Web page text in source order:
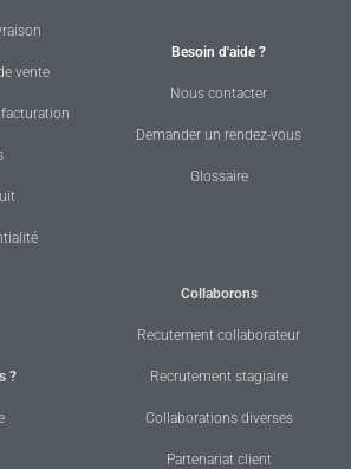
vente
Besoin d'aide ?
Nous contacter
Demander un rendez-vous
Glossaire
?
Collaborons
Recutement collaborateur
Recrutement stagiaire
Collaborations diverses
Partenariat client